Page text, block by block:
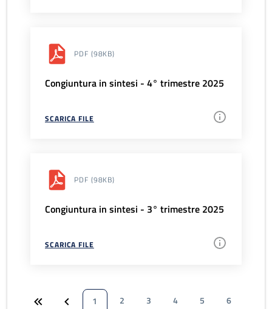
PDF (98KB)
Congiuntura in sintesi - 4° trimestre 2025
SCARICA FILE
PDF (98KB)
Congiuntura in sintesi - 3° trimestre 2025
SCARICA FILE
1 2 3 4 5
6